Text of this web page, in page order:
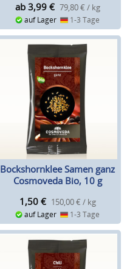
ab 3,99 € 79,80 € / kg
auf Lager 1-3 Tage
Bockshornklee Samen ganz
Cosmoveda Bio, 10 g
1,50 € 150,00 € / kg
auf Lager 1-3 Tage